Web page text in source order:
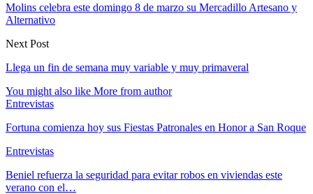
Molins celebra este domingo 8 de marzo su Mercadillo Artesano y
Alternativo
Next Post
Llega un fin de semana muy variable y muy primaveral
You might also like More from author
Entrevistas
Fortuna comienza hoy sus Fiestas Patronales en Honor a San Roque
Entrevistas
Beniel refuerza la seguridad para evitar robos en viviendas este
verano con el…